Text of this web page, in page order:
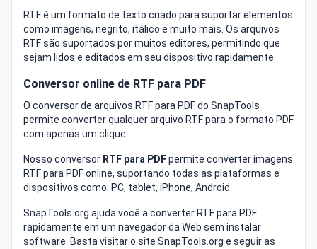
RTF é um formato de texto criado para suportar elementos
como imagens, negrito, itálico e muito mais. Os arquivos
RTF são suportados por muitos editores, permitindo que
sejam lidos e editados em seu dispositivo rapidamente.
Conversor online de RTF para PDF
O conversor de arquivos RTF para PDF do SnapTools
permite converter qualquer arquivo RTF para o formato PDF
com apenas um clique.
Nosso conversor RTF para PDFpermite converter imagens
RTF para PDF online, suportando todas as plataformas e
dispositivos como: PC, tablet, iPhone, Android.
SnapTools.org ajuda você a converter RTF para PDF
rapidamente em um navegador da Web sem instalar
software. Basta visitar o site SnapTools.org e seguir as